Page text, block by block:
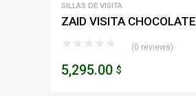
SILLAS DE VISITA
ZAID VISITA CHOCOLATE
(0 reviews)
5,295.00 $